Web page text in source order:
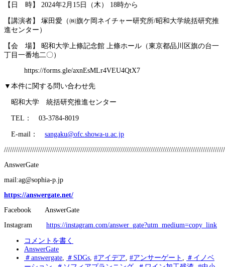
【日 時】 2024年2月15日（木） 18時から
【講演者】 塚田愛（㈱旗ケ岡ネイチャー研究所/昭和大学統括研究推
進センター）
【会 場】 昭和大学上條記念館 上條ホール（東京都品川区旗の台一
丁目一番地二〇）
https://forms.gle/axnEsMLr4VEU4QtX7
▼本件に関する問い合わせ先
昭和大学 統括研究推進センター
TEL： 03-3784-8019
E-mail： sangaku@ofc.showa-u.ac.jp
AnswerGate
mail:ag@sophia-p.jp
https://answergate.net/
Facebook AnswerGate
Instagram https://instagram.com/answer_gate?utm_medium=copy_link
コメントを書く
AnswerGate
＃answergate, ＃SDGs, #アイデア, #アンサーゲート , ＃イノベ